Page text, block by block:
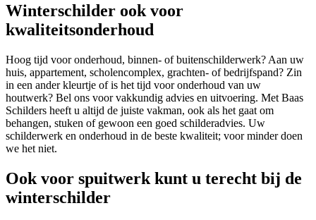
Winterschilder ook voor
kwaliteitsonderhoud
Hoog tijd voor onderhoud, binnen- of buitenschilderwerk? Aan uw
huis, appartement, scholencomplex, grachten- of bedrijfspand? Zin
in een ander kleurtje of is het tijd voor onderhoud van uw
houtwerk? Bel ons voor vakkundig advies en uitvoering. Met Baas
Schilders heeft u altijd de juiste vakman, ook als het gaat om
behangen, stuken of gewoon een goed schilderadvies. Uw
schilderwerk en onderhoud in de beste kwaliteit; voor minder doen
we het niet.
Ook voor spuitwerk kunt u terecht bij de
winterschilder